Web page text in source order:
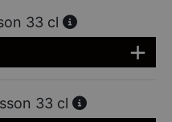
33 cl
33 cl